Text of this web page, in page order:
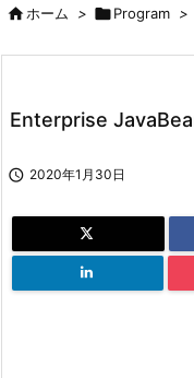
ホーム > Program >
Enterprise
 2020年1月30日